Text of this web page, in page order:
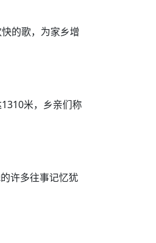
的歌，为家乡增
米，乡亲们称
许多往事记忆犹